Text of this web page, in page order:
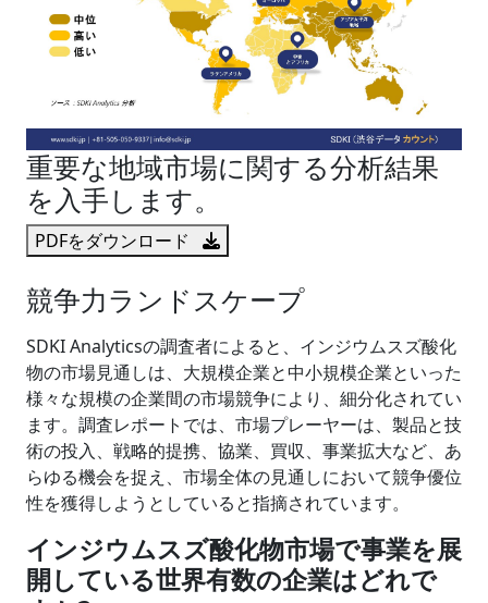
重要な地域市場に関する分析結果
を入手します。
PDFをダウンロード
競争力ランドスケープ
SDKI Analyticsの調査者によると、インジウムスズ酸化
物の市場見通しは、大規模企業と中小規模企業といった
様々な規模の企業間の市場競争により、細分化されてい
ます。調査レポートでは、市場プレーヤーは、製品と技
術の投入、戦略的提携、協業、買収、事業拡大など、あ
らゆる機会を捉え、市場全体の見通しにおいて競争優位
性を獲得しようとしていると指摘されています。
インジウムスズ酸化物市場で事業を展
開している世界有数の企業はどれで